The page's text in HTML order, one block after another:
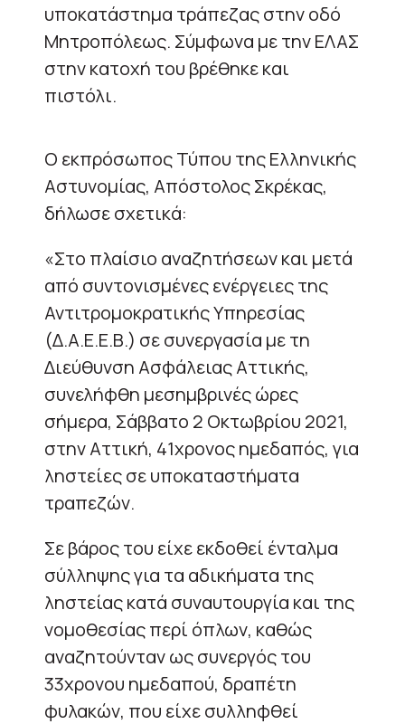
υποκατάστημα τράπεζας στην οδό
Μητροπόλεως. Σύμφωνα με την ΕΛΑΣ
στην κατοχή του βρέθηκε και
πιστόλι.
Ο εκπρόσωπος Τύπου της Ελληνικής
Αστυνομίας, Απόστολος Σκρέκας,
δήλωσε σχετικά:
«Στο πλαίσιο αναζητήσεων και μετά
από συντονισμένες ενέργειες της
Αντιτρομοκρατικής Υπηρεσίας
(Δ.Α.Ε.Ε.Β.) σε συνεργασία με τη
Διεύθυνση Ασφάλειας Αττικής,
συνελήφθη μεσημβρινές ώρες
σήμερα, Σάββατο 2 Οκτωβρίου 2021,
στην Αττική, 41χρονος ημεδαπός, για
ληστείες σε υποκαταστήματα
τραπεζών.
Σε βάρος του είχε εκδοθεί ένταλμα
σύλληψης για τα αδικήματα της
ληστείας κατά συναυτουργία και της
νομοθεσίας περί όπλων, καθώς
αναζητούνταν ως συνεργός του
33χρονου ημεδαπού, δραπέτη
φυλακών, που είχε συλληφθεί